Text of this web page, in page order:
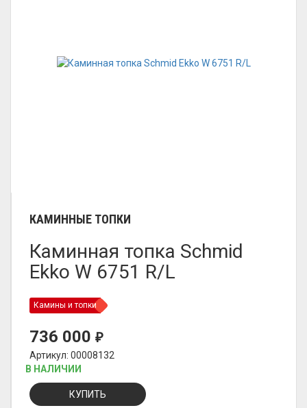
КАМИННЫЕ ТОПКИ
Каминная топка Schmid
Ekko W 6751 R/L
Камины и топки
736 000 ₽
Артикул: 00008132
В НАЛИЧИИ
КУПИТЬ